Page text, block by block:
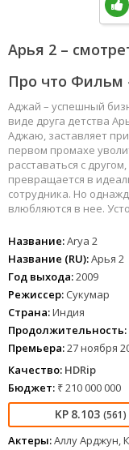
Арья 2 –
Про что Фильм
Аджай – успешный
виде друга детства
Аджаю, заставляет
первом промахе
расставаться с
превращается в
сотрудника. Но
влюбляются в нее.
Название:Arya 2
Название (RU):Арья 2
Год выхода:2009
Режиссер: Сукумар
Страна:Индия
Продолжительность:
Премьера:27 ноября
Качество: HDRip
Бюджет: ₹ 210 000 000
8.103 (561)
Актеры:Аллу Арджун,